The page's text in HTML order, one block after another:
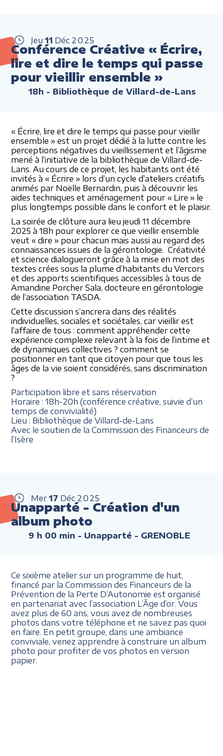
Jeu 11 Déc 2025
Conférence Créative « Écrire,
lire et dire le temps qui passe
pour vieillir ensemble »
18h - Bibliothèque de Villard-de-Lans
« Écrire, lire et dire le temps qui passe pour vieillir
ensemble » est un projet dédié à la lutte contre les
perceptions négatives du vieillissement et l’âgisme
mené à l’initiative de la bibliothèque de Villard-de-
Lans. Au cours de ce projet, les habitants ont été
invités à « Écrire » lors d’un cycle d’ateliers créatifs
animés par Noëlle Bernardin, puis à découvrir les
aides techniques et aménagement pour « Lire » le
plus longtemps possible dans le confort et le plaisir.
La soirée de clôture aura lieu jeudi 11 décembre
2025 à 18h pour explorer ce que vieillir ensemble
veut « dire » pour chacun mais aussi au regard des
connaissances issues de la gérontologie. Créativité
et science dialogueront grâce à la mise en mot des
textes crées sous la plume d’habitants du Vercors
et des apports scientifiques accessibles à tous de
Amandine Porcher Sala, docteure en gérontologie
de l’association TASDA.
Cette discussion s’ancrera dans des réalités
individuelles, sociales et sociétales, car vieillir est
l’affaire de tous : comment appréhender cette
expérience complexe relevant à la fois de l’intime et
de dynamiques collectives ? comment se
positionner en tant que citoyen pour que tous les
âges de la vie soient considérés, sans discrimination
?
Participation libre et sans réservation
Horaire : 18h-20h (conférence créative, suivie d’un
temps de convivialité)
Lieu : Bibliothèque de Villard-de-Lans
Avec le soutien de la Commission des Financeurs de
l’Isère
Mer 17 Déc 2025
Unapparté - Création d'un
album photo
9 h 00 min - Unapparté - GRENOBLE
Ce sixième atelier sur un programme de huit,
financé par la Commission des Financeurs de la
Prévention de la Perte D’Autonomie est organisé
en partenariat avec l’association L’Âge d’or. Vous
avez plus de 60 ans, vous avez de nombreuses
photos dans votre téléphone et ne savez pas quoi
en faire. En petit groupe, dans une ambiance
conviviale, venez apprendre à construire un album
photo pour profiter de vos photos en version
papier.